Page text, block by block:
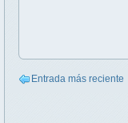
Entrada más reciente